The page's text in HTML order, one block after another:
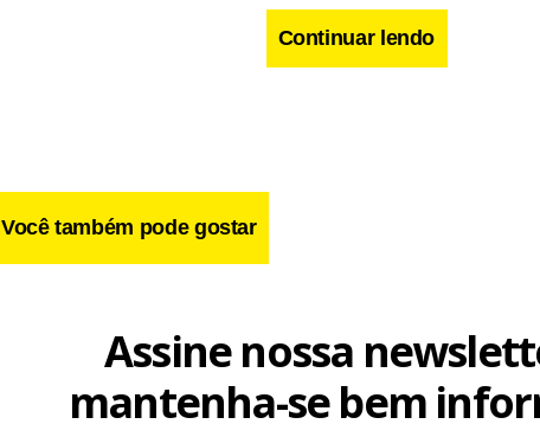
Continuar lendo
Você também pode gostar
Assine nossa
mantenha-se bem